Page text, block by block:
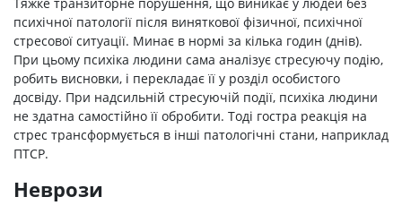
психічної патології після виняткової фізичної, психічної
стресової ситуації. Минає в нормі за кілька годин (днів).
При цьому психіка людини сама аналізує стресуючу подію,
робить висновки, і перекладає її у розділ особистого
досвіду. При надсильній стресуючій події, психіка людини
не здатна самостійно її обробити. Тоді гостра реакція на
стрес трансформується в інші патологічні стани, наприклад
ПТСР.
Неврози